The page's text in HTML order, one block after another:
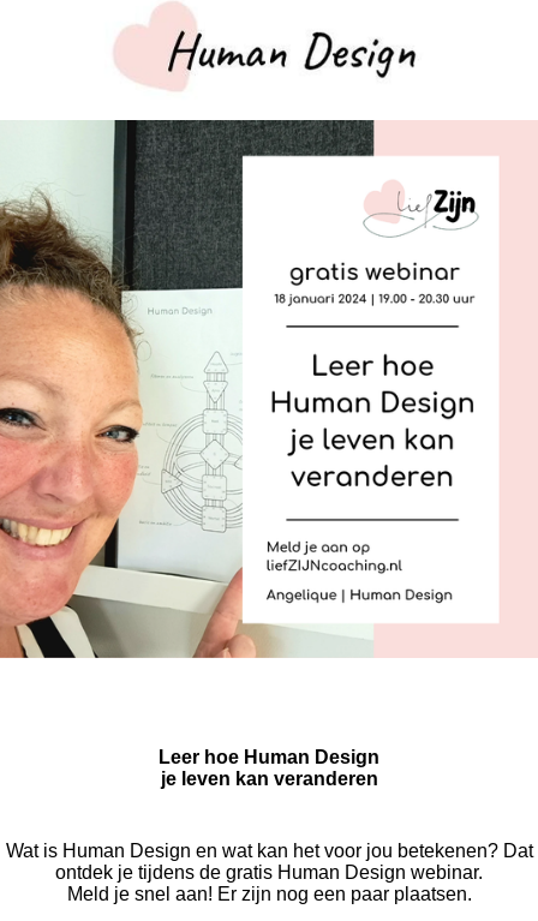
Leer hoe Human Design
je leven kan veranderen
Wat is Human Design en wat kan het voor jou betekenen? Dat
ontdek je tijdens de gratis Human Design webinar.
Meld je snel aan! Er zijn nog een paar plaatsen.